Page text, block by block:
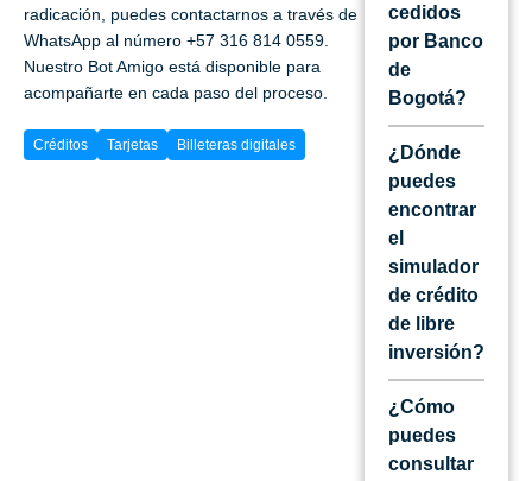
radicación, puedes contactarnos a través de
WhatsApp al número +57 316 814 0559.
Nuestro Bot Amigo está disponible para
acompañarte en cada paso del proceso.
Créditos Tarjetas Billeteras digitales
cedidos
por Banco
de
Bogotá?
¿Dónde
puedes
encontrar
el
simulador
de crédito
de libre
inversión?
¿Cómo
puedes
consultar